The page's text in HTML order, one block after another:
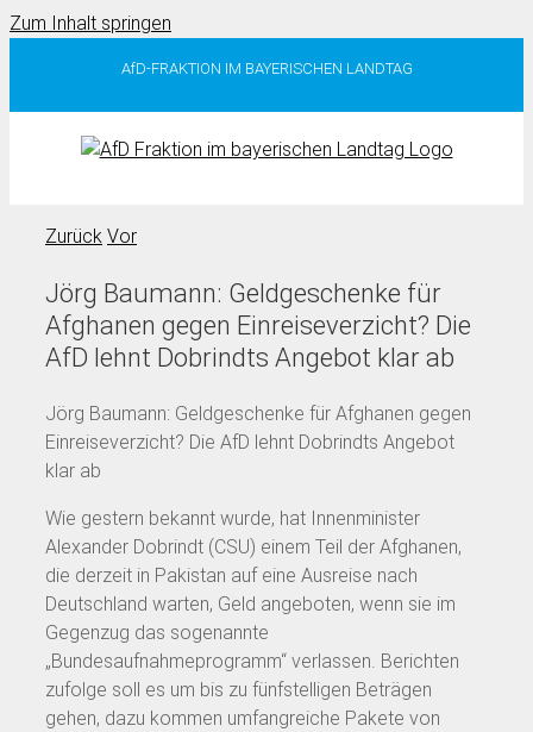
Zum Inhalt springen
AfD-FRAKTION IM BAYERISCHEN LANDTAG
Zurück Vor
Jörg Baumann: Geldgeschenke für
Afghanen gegen Einreiseverzicht? Die
AfD lehnt Dobrindts Angebot klar ab
Jörg Baumann: Geldgeschenke für Afghanen gegen
Einreiseverzicht? Die AfD lehnt Dobrindts Angebot
klar ab
Wie gestern bekannt wurde, hat Innenminister
Alexander Dobrindt (CSU) einem Teil der Afghanen,
die derzeit in Pakistan auf eine Ausreise nach
Deutschland warten, Geld angeboten, wenn sie im
Gegenzug das sogenannte
„Bundesaufnahmeprogramm“ verlassen. Berichten
zufolge soll es um bis zu fünfstelligen Beträgen
gehen, dazu kommen umfangreiche Pakete von